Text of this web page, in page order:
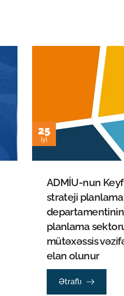
25
İyl
ADMİU-nun
strateji planlama
planlama
mütəxəssis
elan olunur
Ətraflı